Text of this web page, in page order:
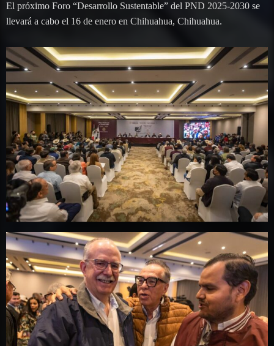
El próximo Foro “Desarrollo Sustentable” del PND 2025-2030 se
llevará a cabo el 16 de enero en Chihuahua, Chihuahua.